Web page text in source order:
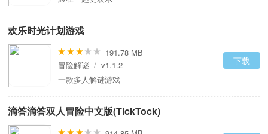
欢乐时光计划游戏
191.78 MB
冒险解谜 / v1.1.2
一款多人解谜游戏
下载
滴答滴答双人冒险中文版(TickTock)